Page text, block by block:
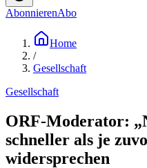
AbonnierenAbo
Home
/
Gesellschaft
Gesellschaft
ORF-Moderator:
schneller als je
widersprechen